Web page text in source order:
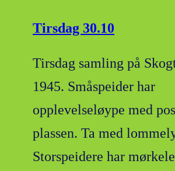
Tirsdag 30.10
Tirsdag samling på
1945. Småspeider har
opplevelseløype med
plassen. Ta med
Storspeidere har